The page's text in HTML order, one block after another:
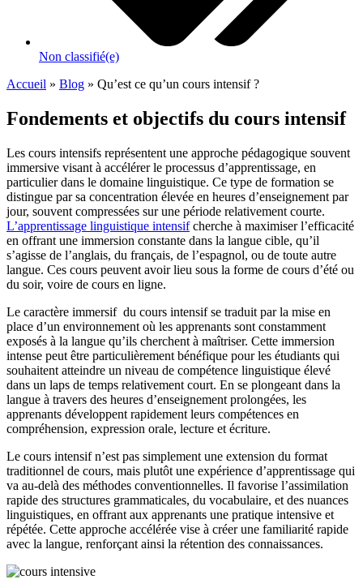
Non classifié(e)
Accueil » Blog » Qu’est ce qu’un cours intensif ?
Fondements et objectifs du cours intensif
Les cours intensifs représentent une approche pédagogique souvent
immersive visant à accélérer le processus d’apprentissage, en
particulier dans le domaine linguistique. Ce type de formation se
distingue par sa concentration élevée en heures d’enseignement par
jour, souvent compressées sur une période relativement courte.
L’apprentissage linguistique intensifcherche à maximiser l’efficacité
en offrant une immersion constante dans la langue cible, qu’il
s’agisse de l’anglais, du français, de l’espagnol, ou de toute autre
langue. Ces cours peuvent avoir lieu sous la forme de cours d’été ou
du soir, voire de cours en ligne.
Le caractère immersif du cours intensif se traduit par la mise en
place d’un environnement où les apprenants sont constamment
exposés à la langue qu’ils cherchent à maîtriser. Cette immersion
intense peut être particulièrement bénéfique pour les étudiants qui
souhaitent atteindre un niveau de compétence linguistique élevé
dans un laps de temps relativement court. En se plongeant dans la
langue à travers des heures d’enseignement prolongées, les
apprenants développent rapidement leurs compétences en
compréhension, expression orale, lecture et écriture.
Le cours intensif n’est pas simplement une extension du format
traditionnel de cours, mais plutôt une expérience d’apprentissage qui
va au-delà des méthodes conventionnelles. Il favorise l’assimilation
rapide des structures grammaticales, du vocabulaire, et des nuances
linguistiques, en offrant aux apprenants une pratique intensive et
répétée. Cette approche accélérée vise à créer une familiarité rapide
avec la langue, renforçant ainsi la rétention des connaissances.